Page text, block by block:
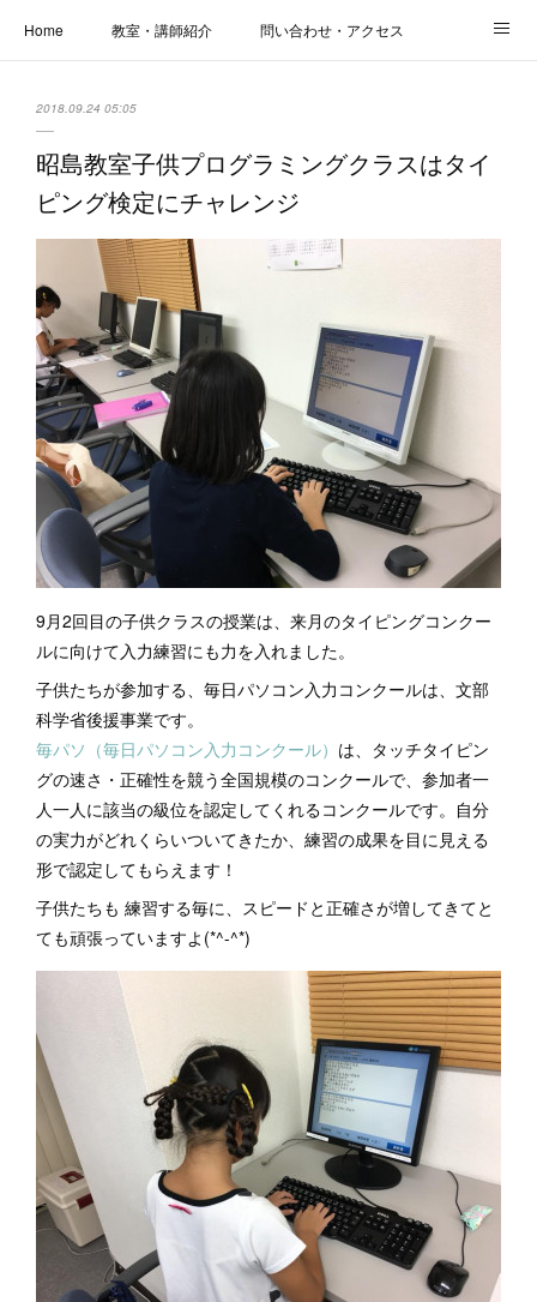
Home 教室・講師紹介 問い合わせ・アクセス
2018.09.24 05:05
昭島教室子供プログラミングクラスはタイ
ピング検定にチャレンジ
9月2回目の子供クラスの授業は、来月のタイピングコンクー
ルに向けて入力練習にも力を入れました。
子供たちが参加する、毎日パソコン入力コンクールは、文部
科学省後援事業です。
毎パソ（毎日パソコン入力コンクール） は、タッチタイピン
グの速さ・正確性を競う全国規模のコンクールで、参加者一
人一人に該当の級位を認定してくれるコンクールです。自分
の実力がどれくらいついてきたか、練習の成果を目に見える
形で認定してもらえます！
子供たちも 練習する毎に、スピードと正確さが増してきてと
ても頑張っていますよ(*^-^*)